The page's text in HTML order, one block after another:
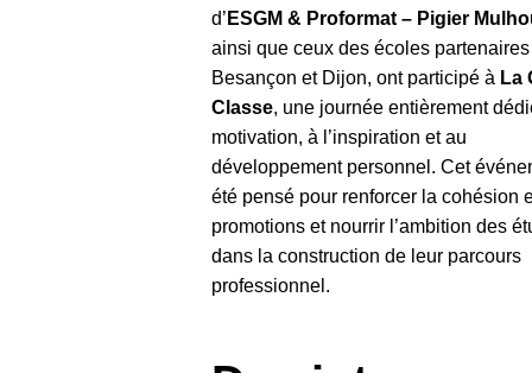
d’ ESGM & Proformat – Pigier
ainsi que ceux des écoles
Besançon et Dijon, ont participé à La
Classe, une journée entièrement
motivation, à l’inspiration et au
développement personnel. Cet
été pensé pour renforcer la cohésion
promotions et nourrir l’ambition des
dans la construction de leur parcours
professionnel.